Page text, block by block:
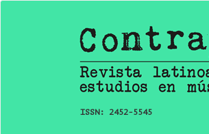
ISSN: 2452-5545